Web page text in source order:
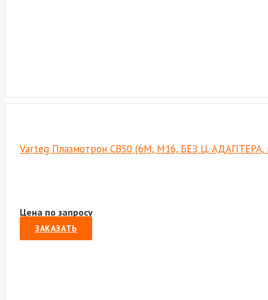
Varteg Плазмотрон СВ50 (6М, М16, БЕЗ Ц. АДАПТЕРА,
Цена по запросу
ЗАКАЗАТЬ